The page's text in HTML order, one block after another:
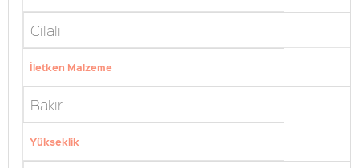
Cilalı
İletken Malzeme
Bakır
Yükseklik